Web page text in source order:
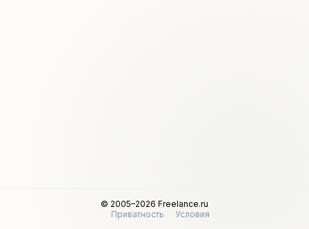
© 2005–2026 Freelance.ru
Приватность
Условия